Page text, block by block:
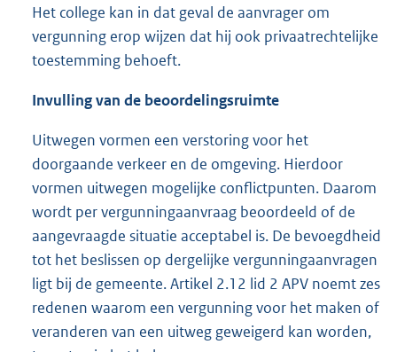
Het college kan in dat geval de aanvrager om
vergunning erop wijzen dat hij ook privaatrechtelijke
toestemming behoeft.
Invulling van de beoordelingsruimte
Uitwegen vormen een verstoring voor het
doorgaande verkeer en de omgeving. Hierdoor
vormen uitwegen mogelijke conflictpunten. Daarom
wordt per vergunningaanvraag beoordeeld of de
aangevraagde situatie acceptabel is. De bevoegdheid
tot het beslissen op dergelijke vergunningaanvragen
ligt bij de gemeente. Artikel 2.12 lid 2 APV noemt zes
redenen waarom een vergunning voor het maken of
veranderen van een uitweg geweigerd kan worden,